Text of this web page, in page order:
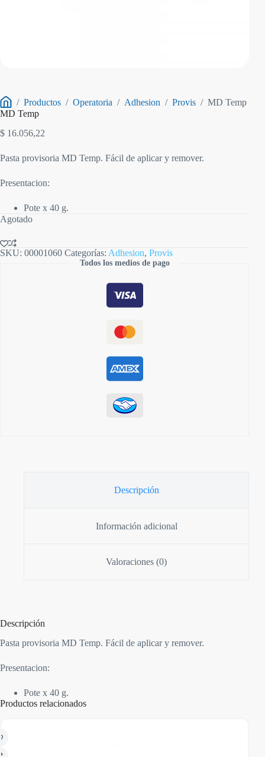
Inicio
/ Productos / Operatoria / Adhesion / Provis / MD Temp
MD Temp
$ 16.056,22
Pasta provisoria MD Temp. Fácil de aplicar y remover.
Presentacion:
Pote x 40 g.
Agotado
SKU: 00001060 Categorías: Adhesion, Provis
Todos los medios de pago
Descripción
Información adicional
Valoraciones (0)
Descripción
Pasta provisoria MD Temp. Fácil de aplicar y remover.
Presentacion:
Pote x 40 g.
Productos relacionados